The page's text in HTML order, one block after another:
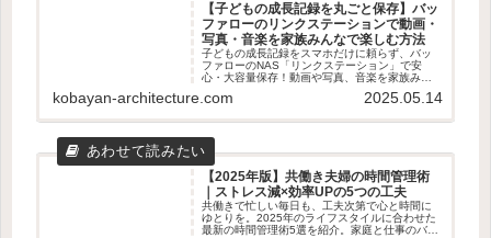
【子どもの成長記録を丸ごと保存】バッ
ファローのリンクステーションで動画・
写真・音楽を家族みんなで楽しむ方法
子どもの成長記録をスマホだけに頼らず、バッ
ファローのNAS「リンクステーション」で安
心・大容量保存！動画や写真、音楽を家族みん
トをわかりやすく解説します。
kobayan-architecture.com 2025.05.14
【2025年版】共働き夫婦の時間管理術
｜ストレス減×効率UPの5つの工夫
共働きで忙しい毎日も、工夫次第で心と時間に
ゆとりを。2025年のライフスタイルに合わせた
最新の時間管理術5選を紹介。家庭と仕事のバラ